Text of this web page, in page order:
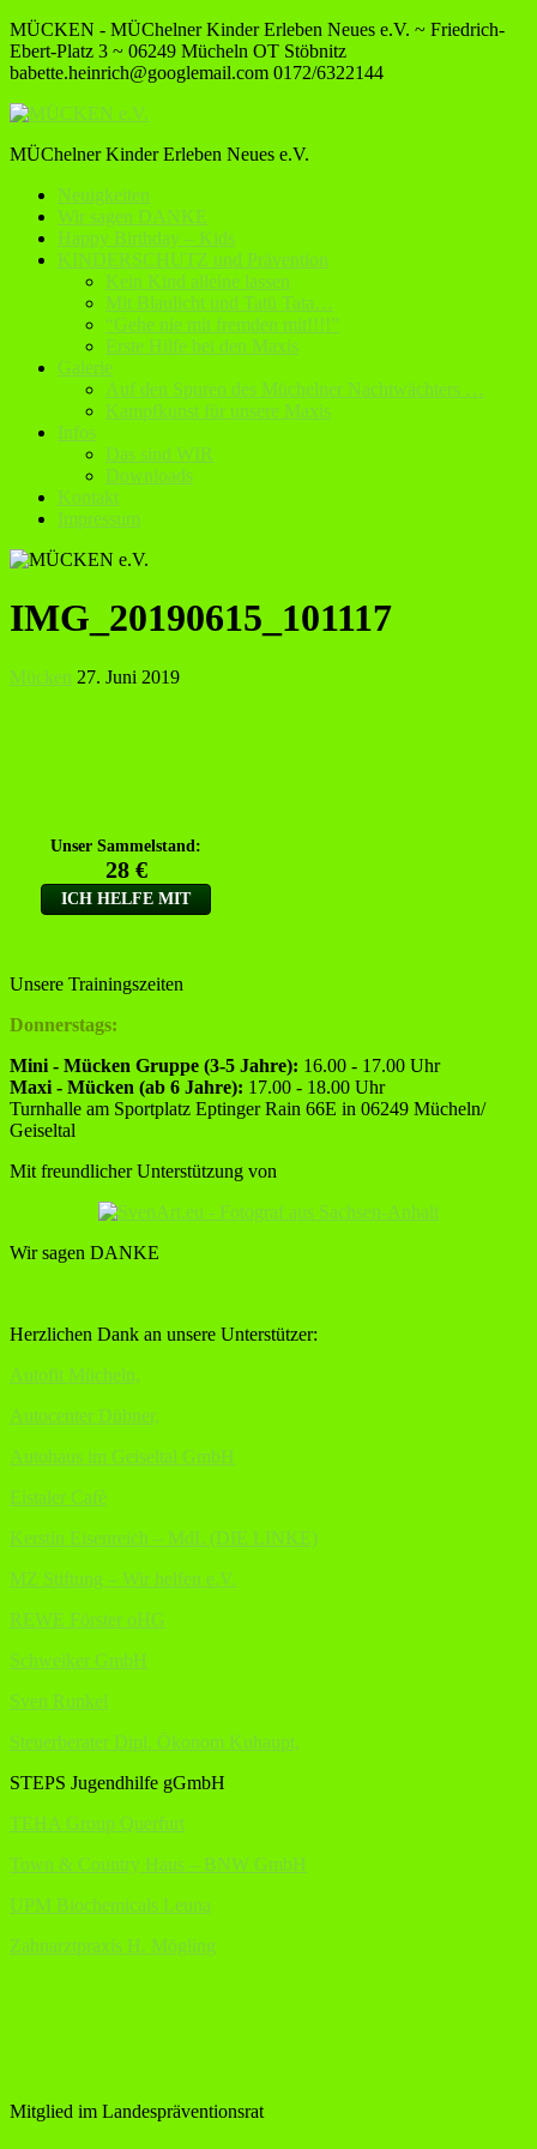
MÜCKEN - MÜChelner Kinder Erleben Neues e.V. ~ Friedrich-
Ebert-Platz 3 ~ 06249 Mücheln OT Stöbnitz
babette.heinrich@googlemail.com 0172/6322144
MÜChelner Kinder Erleben Neues e.V.
Neuigkeiten
Wir sagen DANKE
Happy Birthday – Kids
KINDERSCHUTZ und Prävention
Kein Kind alleine lassen
Mit Blaulicht und Tatü Tata…
“Gehe nie mit fremden mit!!!!”
Erste Hilfe bei den Maxis
Galerie
Auf den Spuren des Müchelner Nachtwächters …
Kampfkunst für unsere Maxis
Infos
Das sind WIR
Downloads
Kontakt
Impressum
IMG_20190615_101117
Mücken 27. Juni 2019
Unsere Trainingszeiten
Donnerstags:
Mini - Mücken Gruppe (3-5 Jahre): 16.00 - 17.00 Uhr
Maxi - Mücken (ab 6 Jahre): 17.00 - 18.00 Uhr
Turnhalle am Sportplatz Eptinger Rain 66E in 06249 Mücheln/
Geiseltal
Mit freundlicher Unterstützung von
Wir sagen DANKE
Herzlichen Dank an unsere Unterstützer:
Autofit Mücheln,
Autocenter Dübner,
Autohaus im Geiseltal GmbH
Eistaler Cafè
Kerstin Eisenreich – MdL (DIE LINKE)
MZ Stiftung – Wir helfen e.V.
REWE Förster oHG
Schweiker GmbH
Sven Runkel
Steuerberater Dipl. Ökonom Kuhaupt,
STEPS Jugendhilfe gGmbH
TEHA Group Querfurt
Town & Country Haus – BNW GmbH
UPM Biochemicals Leuna
Zahnarztpraxis H. Mögling
Mitglied im Landespräventionsrat